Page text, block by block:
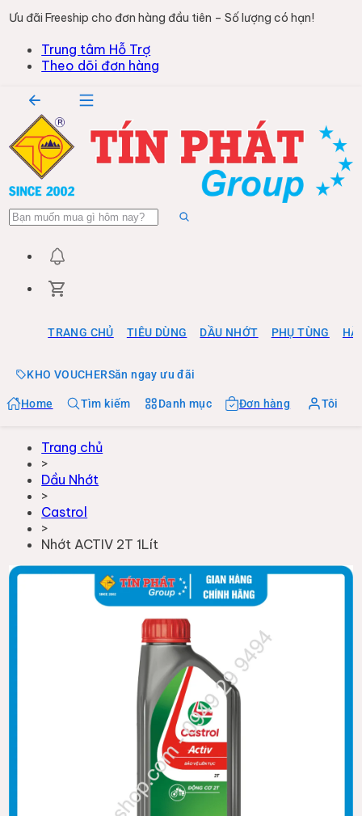
Ưu đãi Freeship cho đơn hàng đầu tiên – Số lượng có hạn!
Trung tâm Hỗ Trợ
Theo dõi đơn hàng
TRANG CHỦ TIÊU DÙNG DẦU NHỚT PHỤ TÙNG
KHO VOUCHERSăn ngay ưu đãi
Home Tìm kiếm Danh mục Đơn hàng Tôi
Trang chủ
>
Dầu Nhớt
>
Castrol
>
Nhớt ACTIV 2T 1Lít